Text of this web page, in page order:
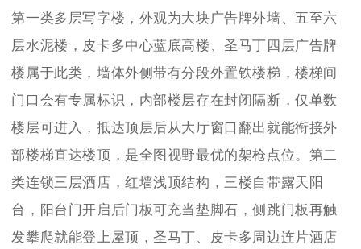
第一类多层写字楼，外观为大块广告牌外墙、五至六
层水泥楼，皮卡多中心蓝底高楼、圣马丁四层广告牌
楼属于此类，墙体外侧带有分段外置铁楼梯，楼梯间
门口会有专属标识，内部楼层存在封闭隔断，仅单数
楼层可进入，抵达顶层后从大厅窗口翻出就能衔接外
部楼梯直达楼顶，是全图视野最优的架枪点位。第二
类连锁三层酒店，红墙浅顶结构，三楼自带露天阳
台，阳台门开启后门板可充当垫脚石，侧跳门板再触
发攀爬就能登上屋顶，圣马丁、皮卡多周边连片酒店